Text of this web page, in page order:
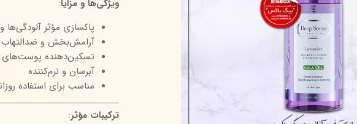
مراقبت چشم
شوینده صورت
ضد جوش و آکنه
ضد قارچ و باکتری
آبرسان و مرطوب کننده
پاک دارو
آر یو آکی
شال کوین
اوک
دیپ سنس
سون کوئین
لاکچری کوین
ویژگی‌ها و مزایا:
پاکسازی مؤثر
آرامش‌بخش و ضدالتهاب
تسکین‌دهنده
آبرسان و نرم‌کننده
مناسب برای استفاده
ترکیبات مؤثر: